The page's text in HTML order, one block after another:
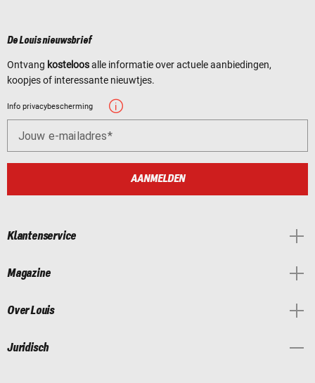
De Louis nieuwsbrief
Ontvang kosteloosalle informatie over actuele aanbiedingen,
koopjes of interessante nieuwtjes.
Info privacybescherming
Jouw e-mailadres
AANMELDEN
Klantenservice
Magazine
Over Louis
Juridisch